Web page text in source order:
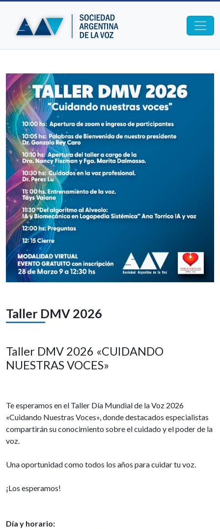
Taller DMV 2026
Taller DMV 2026 «CUIDANDO
NUESTRAS VOCES»
Te esperamos en el Taller Día Mundial de la Voz 2026
«Cuidando Nuestras Voces», donde destacados especialistas
compartirán su conocimiento sobre el cuidado y el poder de la
voz.
Una oportunidad como todos los años para cuidar tu voz.
¡Los esperamos!
Día y horario: